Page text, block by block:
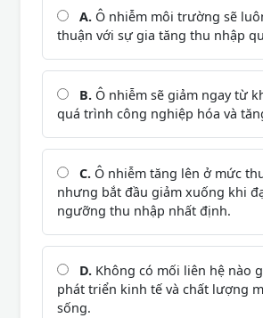
A. Ô nhiễm môi trường sẽ
thuận với sự gia tăng thu nhập
B. Ô nhiễm sẽ giảm ngay từ
quá trình công nghiệp hóa và
C. Ô nhiễm tăng lên ở mức
nhưng bắt đầu giảm xuống khi
ngưỡng thu nhập nhất định.
D. Không có mối liên hệ nào
phát triển kinh tế và chất lượng
sống.